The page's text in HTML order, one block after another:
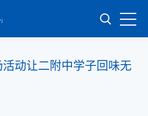
动让二附中学子回味无